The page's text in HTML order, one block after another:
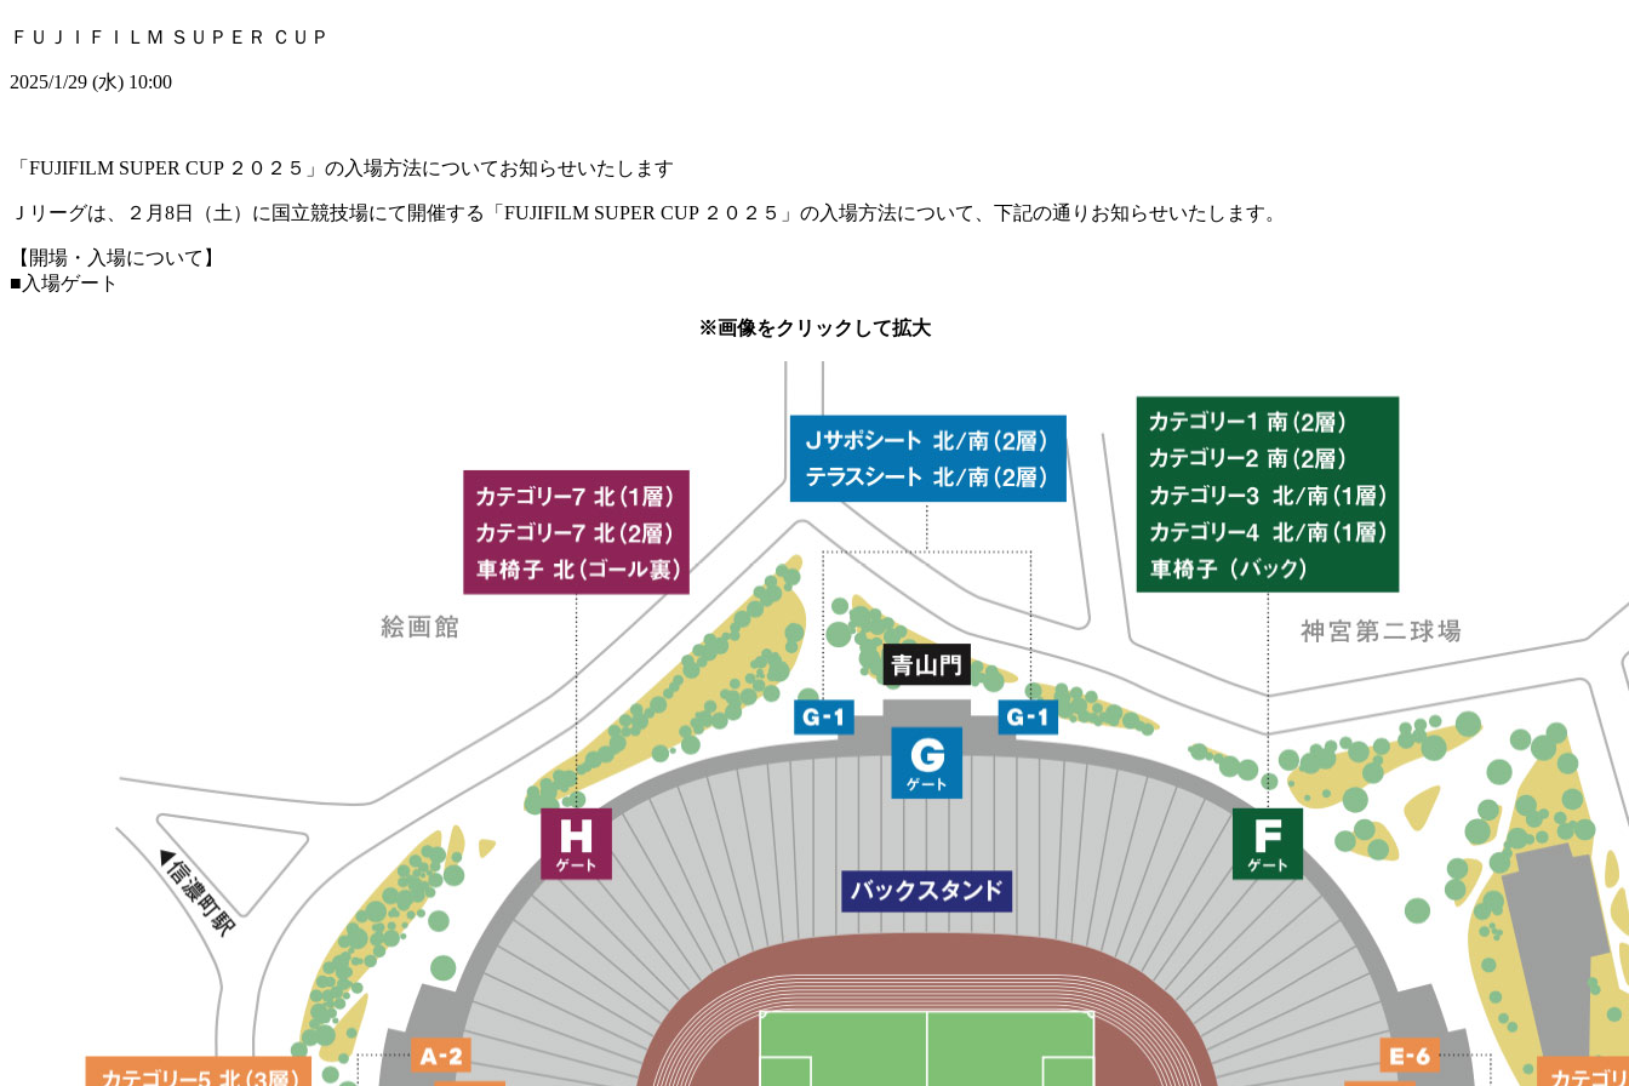
ＦＵＪＩＦＩＬＭ ＳＵＰＥＲ ＣＵＰ
2025/1/29 (水) 10:00
「FUJIFILM SUPER CUP ２０２５」の入場方法についてお知らせいたします
Ｊリーグは、２月8日（土）に国立競技場にて開催する「FUJIFILM SUPER CUP ２０２５」の入場方法について、下記の通りお知らせいたします。
【開場・入場について】
■入場ゲート
※画像をクリックして拡大